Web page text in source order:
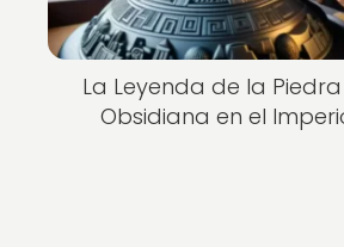
La Leyenda de la Piedra
Obsidiana en el